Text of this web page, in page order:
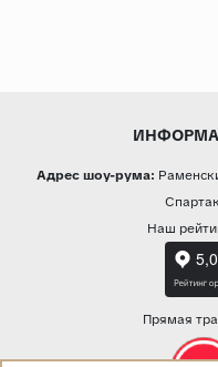
Адрес шоу-рума:
Наш
Прямая